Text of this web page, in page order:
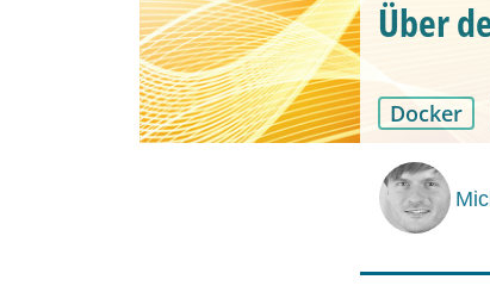
Über
Docker